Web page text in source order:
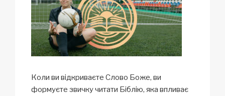
Коли ви відкриваєте Слово Боже, ви
формуєте звичку читати Біблію, яка впливає